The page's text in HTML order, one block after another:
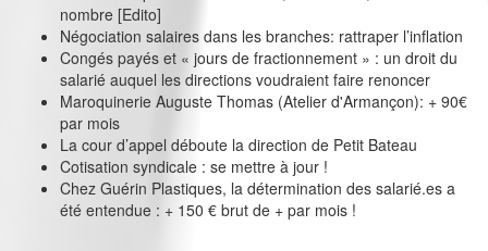
nombre [Edito]
Négociation salaires dans les branches: rattraper l’inflation
Congés payés et « jours de fractionnement » : un droit du
salarié auquel les directions voudraient faire renoncer
Maroquinerie Auguste Thomas (Atelier d'Armançon): + 90€
par mois
La cour d’appel déboute la direction de Petit Bateau
Cotisation syndicale : se mettre à jour !
Chez Guérin Plastiques, la détermination des salarié.es a
été entendue : + 150 € brut de + par mois !